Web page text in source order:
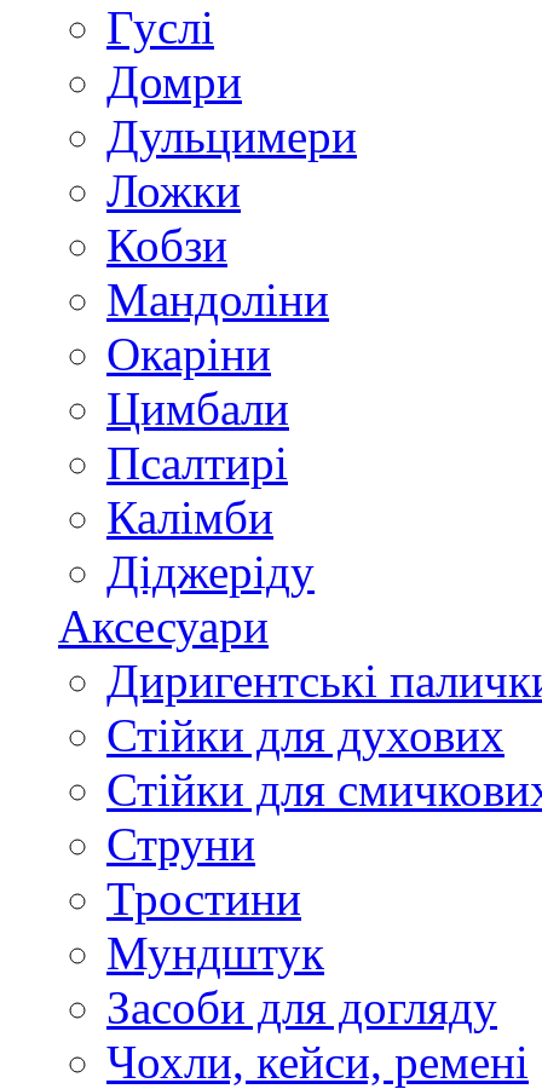
Гуслі
Домри
Дульцимери
Ложки
Кобзи
Мандоліни
Окаріни
Цимбали
Псалтирі
Калімби
Діджеріду
Аксесуари
Диригентські
Стійки для духових
Стійки для
Струни
Тростини
Мундштук
Засоби для догляду
Чохли, кейси, ремені